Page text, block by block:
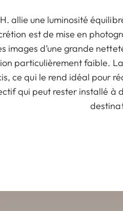
allie une luminosité
est de mise en
images d’une grande
particulièrement faible.
ce qui le rend idéal pour
qui peut rester installé à